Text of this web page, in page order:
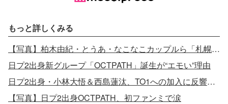
もっと詳しくみる
【写真】柏木由紀・とうあ・なこなこカップルら「札幌」集結
日プ2出身新グループ「OCTPATH」誕生が“エモい”理由
日プ2出身・小林大悟＆西島蓮汰、TO1への加入に反響殺到 オーディション中から熱い注目を集める理由とは
【写真】日プ2出身OCTPATH、初ファンミで涙